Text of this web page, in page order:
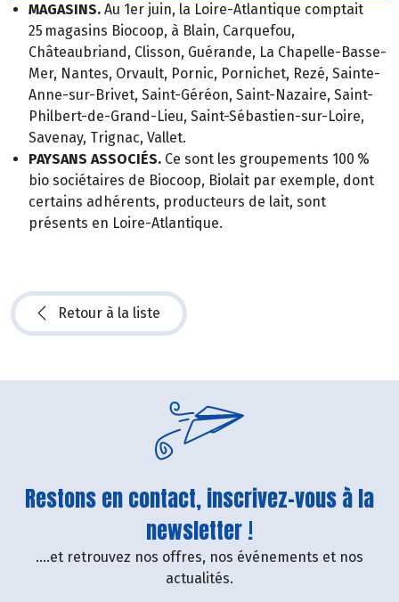
MAGASINS. Au 1er juin, la Loire-Atlantique comptait
25 magasins Biocoop, à Blain, Carquefou,
Châteaubriand, Clisson, Guérande, La Chapelle-Basse-
Mer, Nantes, Orvault, Pornic, Pornichet, Rezé, Sainte-
Anne-sur-Brivet, Saint-Géréon, Saint-Nazaire, Saint-
Philbert-de-Grand-Lieu, Saint-Sébastien-sur-Loire,
Savenay, Trignac, Vallet.
PAYSANS ASSOCIÉS. Ce sont les groupements 100 %
bio sociétaires de Biocoop, Biolait par exemple, dont
certains adhérents, producteurs de lait, sont
présents en Loire-Atlantique.
Retour à la liste
Restons en contact, inscrivez-vous à la
newsletter !
....et retrouvez nos offres, nos événements et nos
actualités.